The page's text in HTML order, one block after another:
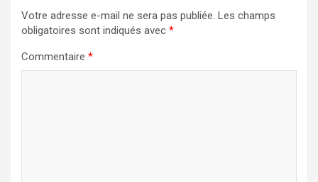
Votre adresse e-mail ne sera pas publiée. Les champs
obligatoires sont indiqués avec *
Commentaire *